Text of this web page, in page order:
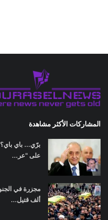
المشاركات الأكثر مشاهدة
برّي... باي
على "عر...
ألف قتيل...